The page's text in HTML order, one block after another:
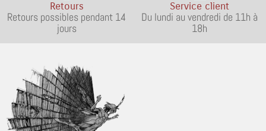
Retours
Retours possibles pendant 14
jours
Service client
Du lundi au vendredi de 11h à
18h